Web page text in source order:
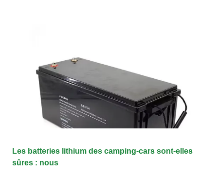
Les batteries lithium des camping-cars sont-elles
sûres : nous